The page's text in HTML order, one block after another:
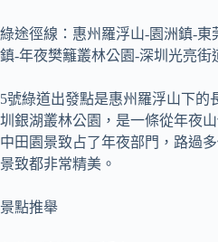
綠途徑線：惠州羅浮山-園洲鎮-東
鎮-年夜樊籬叢林公園-深圳光亮街
5號綠道出發點是惠州羅浮山下的
圳銀湖叢林公園，是一條從年夜
中田園景致占了年夜部門，路過
景致都非常精美。
景點推舉